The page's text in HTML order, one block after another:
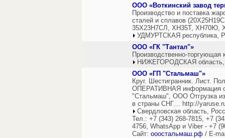
ООО «Воткинский завод
Производство и поставка
сталей и сплавов
35Х23Н7СЛ, ХН35Т, ХН70Ю,
УДМУРТСКАЯ республика,
ООО «ГК "Тантал"»
Производственно-торгующая
НИЖЕГОРОДСКАЯ область,
ООО «ГП "Стальмаш"»
Круг. Шестигранник. Лист.
ОПЕРАТИВНАЯ информация о
"Стальмаш", ООО Отгрузка из
в страны СНГ… http://
Свердловская область,
Тел.: +7 (343) 268-7815, +7
4756, WhatsApp и Viber - +7
Сайт: ооостальмаш.рф / E-